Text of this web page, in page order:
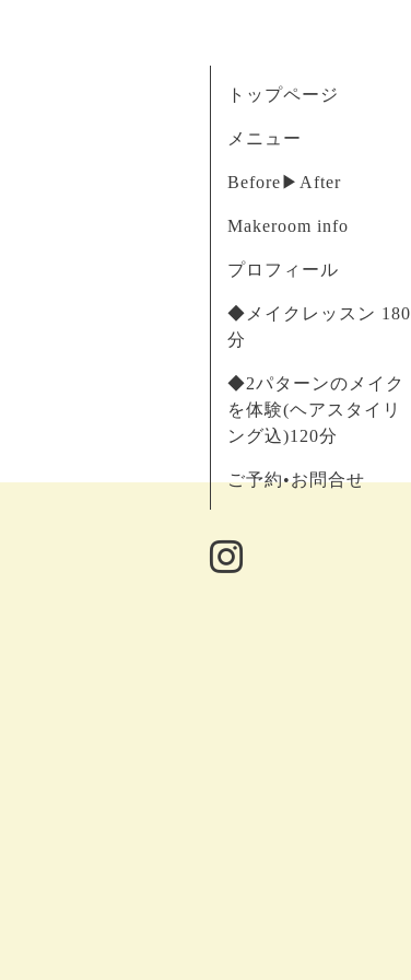
トップページ
メニュー
Before▶︎After
Makeroom info
プロフィール
◆メイクレッスン 180
分
◆2パターンのメイク
を体験(ヘアスタイリ
ング込)120分
ご予約•お問合せ